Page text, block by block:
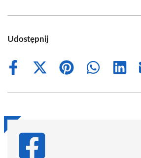
Udostępnij
Share
Share
(Twitter)
Share
Share
Share